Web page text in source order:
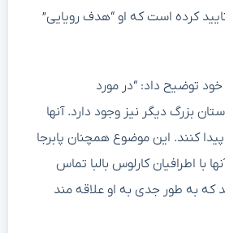
تایید کرده است که او “هدف رویایی”
خود توضیح داد: “در مورد
بزرگ دیگر نیز وجود دارد. آنها
کنند. این موضوع همچنان پابرجا
با اطرافیان کارلوس بالبا تماس
که به طور جدی به او علاقه مند